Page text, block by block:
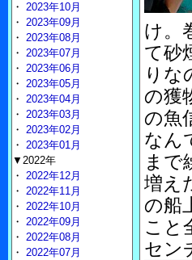
け。
て砂
りな
の獲
の魚
なん
まで
増え
の船
こと
セン
・ 2023年10月
・ 2023年09月
・ 2023年08月
・ 2023年07月
・ 2023年06月
・ 2023年05月
・ 2023年04月
・ 2023年03月
・ 2023年02月
・ 2023年01月
▼2022年
・ 2022年12月
・ 2022年11月
・ 2022年10月
・ 2022年09月
・ 2022年08月
・ 2022年07月